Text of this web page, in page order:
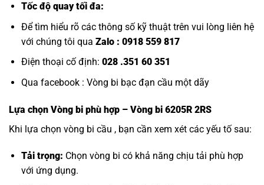
Tốc độ quay tối đa:
Để tìm hiểu rõ các thông số kỹ thuật trên vui lòng liên hệ
với chúng tôi qua Zalo : 0918 559 817
Điện thoại cố định: 028 .351 60 351
Qua facebook : Vòng bi bạc đạn cầu một dãy
Lựa chọn Vòng bi phù hợp – Vòng bi 6205R 2RS
Khi lựa chọn vòng bi cầu , bạn cần xem xét các yếu tố sau:
Tải trọng: Chọn vòng bi có khả năng chịu tải phù hợp
với ứng dụng.